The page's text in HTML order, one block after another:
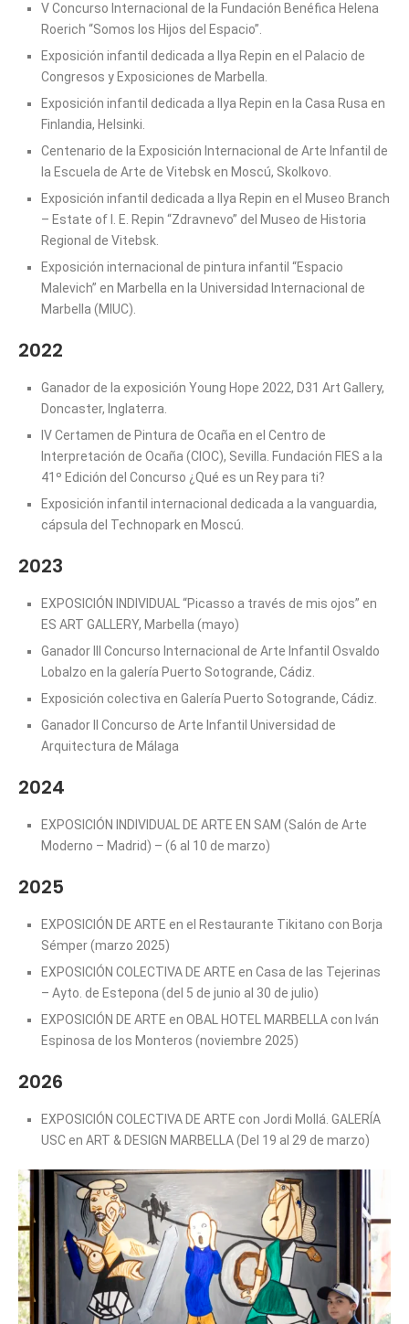
V Concurso Internacional de la Fundación Benéfica Helena
Roerich “Somos los Hijos del Espacio”.
Exposición infantil dedicada a Ilya Repin en el Palacio de
Congresos y Exposiciones de Marbella.
Exposición infantil dedicada a Ilya Repin en la Casa Rusa en
Finlandia, Helsinki.
Centenario de la Exposición Internacional de Arte Infantil de
la Escuela de Arte de Vitebsk en Moscú, Skolkovo.
Exposición infantil dedicada a Ilya Repin en el Museo Branch
– Estate of I. E. Repin “Zdravnevo” del Museo de Historia
Regional de Vitebsk.
Exposición internacional de pintura infantil “Espacio
Malevich” en Marbella en la Universidad Internacional de
Marbella (MIUC).
2022
Ganador de la exposición Young Hope 2022, D31 Art Gallery,
Doncaster, Inglaterra.
IV Certamen de Pintura de Ocaña en el Centro de
Interpretación de Ocaña (CIOC), Sevilla. Fundación FIES a la
41º Edición del Concurso ¿Qué es un Rey para ti?
Exposición infantil internacional dedicada a la vanguardia,
cápsula del Technopark en Moscú.
2023
EXPOSICIÓN INDIVIDUAL “Picasso a través de mis ojos” en
ES ART GALLERY, Marbella (mayo)
Ganador III Concurso Internacional de Arte Infantil Osvaldo
Lobalzo en la galería Puerto Sotogrande, Cádiz.
Exposición colectiva en Galería Puerto Sotogrande, Cádiz.
Ganador II Concurso de Arte Infantil Universidad de
Arquitectura de Málaga
2024
EXPOSICIÓN INDIVIDUAL DE ARTE EN SAM (Salón de Arte
Moderno – Madrid) – (6 al 10 de marzo)
2025
EXPOSICIÓN DE ARTE en el Restaurante Tikitano con Borja
Sémper (marzo 2025)
EXPOSICIÓN COLECTIVA DE ARTE en Casa de las Tejerinas
– Ayto. de Estepona (del 5 de junio al 30 de julio)
EXPOSICIÓN DE ARTE en OBAL HOTEL MARBELLA con Iván
Espinosa de los Monteros (noviembre 2025)
2026
EXPOSICIÓN COLECTIVA DE ARTE con Jordi Mollá. GALERÍA
USC en ART & DESIGN MARBELLA (Del 19 al 29 de marzo)